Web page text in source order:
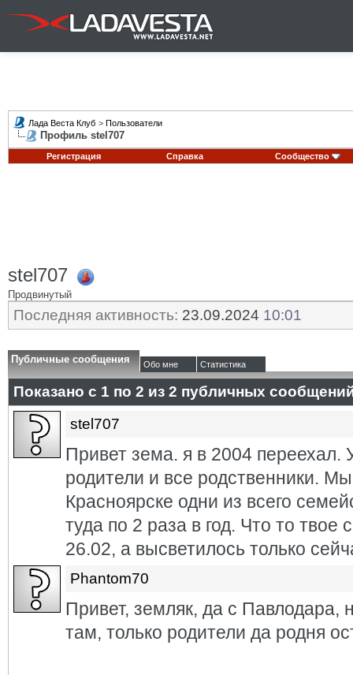
Лада Веста Клуб > Пользователи
Профиль stel707
Регистрация Справка Сообщество
stel707
Продвинутый
Последняя активность: 23.09.2024 10:01
Публичные сообщения Обо мне Статистика
Показано с 1 по 2 из 2 публичных
stel707
Привет зема. я в 2004 переехал.
родители и все родственники.
Красноярске одни из всего
туда по 2 раза в год. Что то
26.02, а высветилось только
Phantom70
Привет, земляк, да с Павлодара,
там, только родители да родня